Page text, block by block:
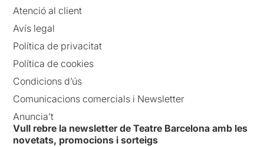
Atenció al client
Avís legal
Política de privacitat
Política de cookies
Condicions d’ús
Comunicacions comercials i Newsletter
Anuncia’t
Vull rebre la newsletter de Teatre Barcelona amb les
novetats, promocions i sorteigs